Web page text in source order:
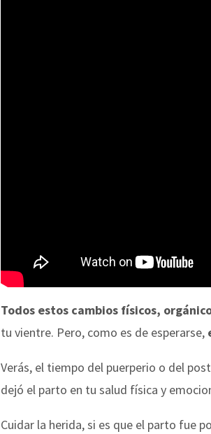
Todos estos cambios físicos,
tu vientre. Pero, como es de esperarse,
Verás, el tiempo del puerperio o del
dejó el parto en tu salud física y
Cuidar la herida, si es que el parto fue